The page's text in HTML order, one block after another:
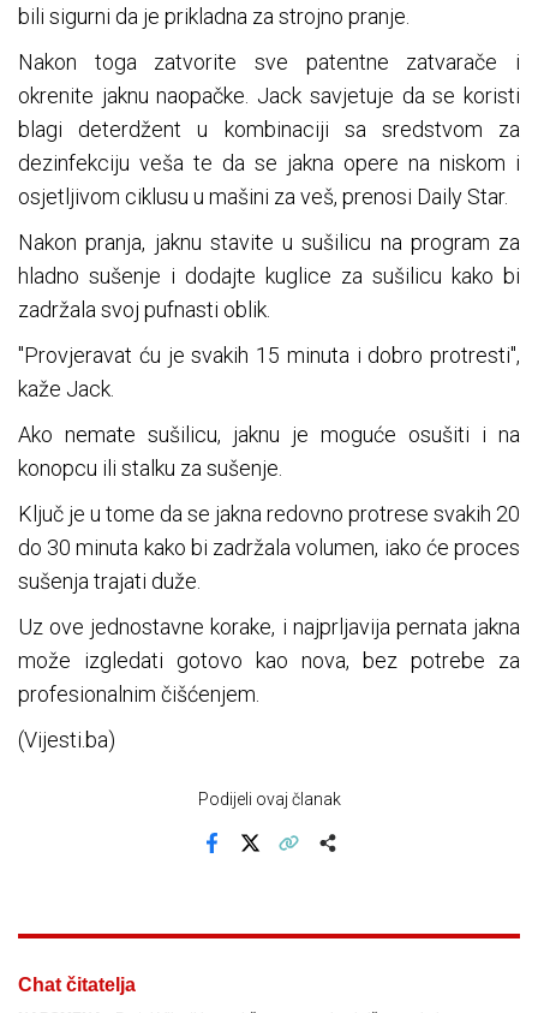
bili sigurni da je prikladna za strojno pranje.
Nakon toga zatvorite sve patentne zatvarače i
okrenite jaknu naopačke. Jack savjetuje da se koristi
blagi deterdžent u kombinaciji sa sredstvom za
dezinfekciju veša te da se jakna opere na niskom i
osjetljivom ciklusu u mašini za veš, prenosi Daily Star.
Nakon pranja, jaknu stavite u sušilicu na program za
hladno sušenje i dodajte kuglice za sušilicu kako bi
zadržala svoj pufnasti oblik.
"Provjeravat ću je svakih 15 minuta i dobro protresti",
kaže Jack.
Ako nemate sušilicu, jaknu je moguće osušiti i na
konopcu ili stalku za sušenje.
Ključ je u tome da se jakna redovno protrese svakih 20
do 30 minuta kako bi zadržala volumen, iako će proces
sušenja trajati duže.
Uz ove jednostavne korake, i najprljavija pernata jakna
može izgledati gotovo kao nova, bez potrebe za
profesionalnim čišćenjem.
(Vijesti.ba)
Podijeli ovaj članak
Chat čitatelja